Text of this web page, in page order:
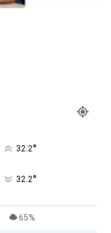
32.2°
32.2°
65%